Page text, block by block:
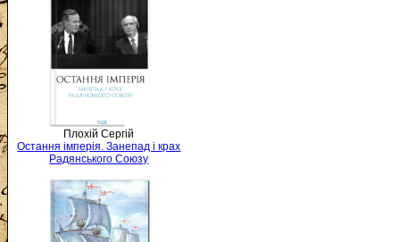
Плохій Сергій
Остання імперія. Занепад і крах
Радянського Союзу